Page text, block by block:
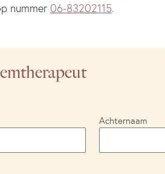
nummer 06-83202115.
Achternaam